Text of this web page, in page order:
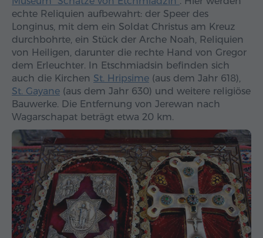
echte Reliquien aufbewahrt: der Speer des
Longinus, mit dem ein Soldat Christus am Kreuz
durchbohrte, ein Stück der Arche Noah, Reliquien
von Heiligen, darunter die rechte Hand von Gregor
dem Erleuchter. In Etschmiadsin befinden sich
auch die Kirchen St. Hripsime (aus dem Jahr 618),
St. Gayane (aus dem Jahr 630) und weitere religiöse
Bauwerke. Die Entfernung von Jerewan nach
Wagarschapat beträgt etwa 20 km.